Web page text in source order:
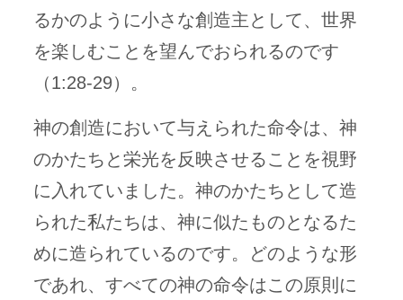
るかのように小さな創造主として、世界
を楽しむことを望んでおられるのです
（1:28-29）。
神の創造において与えられた命令は、神
のかたちと栄光を反映させることを視野
に入れていました。神のかたちとして造
られた私たちは、神に似たものとなるた
めに造られているのです。どのような形
であれ、すべての神の命令はこの原則に